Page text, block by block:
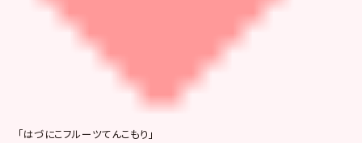
「はづにこフルーツてんこもり」